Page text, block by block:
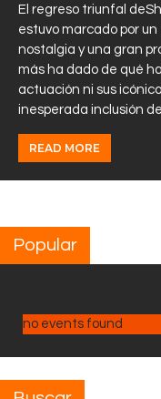
El regreso triunfal
estuvo marcado por
nostalgia y una gran
más ha dado de qué
actuación ni sus
inesperada inclusión
READ MORE
Popular
no events found